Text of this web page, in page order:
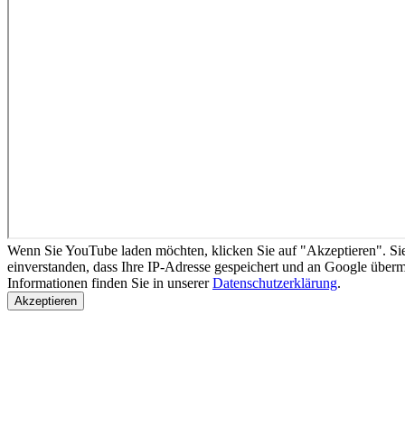
Wenn Sie YouTube laden möchten, klicken Sie auf "Akzeptieren".
einverstanden, dass Ihre IP-Adresse gespeichert und an Google
Informationen finden Sie in unsererDatenschutzerklärung.
Akzeptieren